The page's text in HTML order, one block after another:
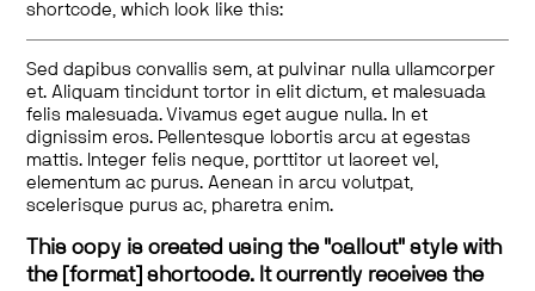
shortcode, which look like this:
Sed dapibus convallis sem, at pulvinar nulla ullamcorper
et. Aliquam tincidunt tortor in elit dictum, et malesuada
felis malesuada. Vivamus eget augue nulla. In et
dignissim eros. Pellentesque lobortis arcu at egestas
mattis. Integer felis neque, porttitor ut laoreet vel,
elementum ac purus. Aenean in arcu volutpat,
scelerisque purus ac, pharetra enim.
This copy is created using the "callout" style with
the [format] shortcode. It currently receives the